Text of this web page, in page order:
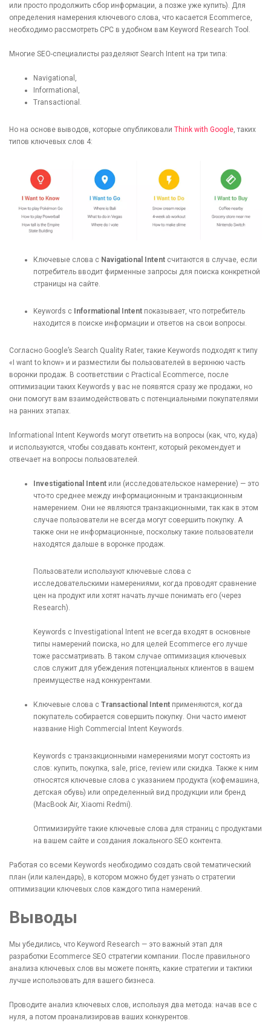
или просто продолжить сбор информации, а позже уже купить). Для
определения намерения ключевого слова, что касается Ecommerce,
необходимо рассмотреть CPC в удобном вам Keyword Research Tool.
Многие SEO-специалисты разделяют Search Intent на три типа:
Navigational,
Informational,
Transactional.
Но на основе выводов, которые опубликовали Think with Google , таких
типов ключевых слов 4:
Ключевые слова с Navigational Intent считаются в случае, если
потребитель вводит фирменные запросы для поиска конкретной
страницы на сайте.
Keywords c Informational Intent показывает, что потребитель
находится в поиске информации и ответов на свои вопросы.
Согласно Google’s Search Quality Rater, такие Keywords подходят к типу
«I want to know» и и разместили бы пользователей в верхнюю часть
воронки продаж. В соответствии с Practical Ecommerce, после
оптимизации таких Keywords у вас не появятся сразу же продажи, но
они помогут вам взаимодействовать с потенциальными покупателями
на ранних этапах.
Informational Intent Keywords могут ответить на вопросы (как, что, куда)
и используются, чтобы создавать контент, который рекомендует и
отвечает на вопросы пользователей.
Investigational Intent или (исследовательское намерение) — это
что-то среднее между информационным и транзакционным
намерением. Они не являются транзакционными, так как в этом
случае пользователи не всегда могут совершить покупку. А
также они не информационные, поскольку такие пользователи
находятся дальше в воронке продаж.
Пользователи используют ключевые слова с
исследовательскими намерениями, когда проводят сравнение
цен на продукт или хотят начать лучше понимать его (через
Research).
Keywords с Investigational Intent не всегда входят в основные
типы намерений поиска, но для целей Ecommerce его лучше
тоже рассматривать. В таком случае оптимизация ключевых
слов служит для убеждения потенциальных клиентов в вашем
преимуществе над конкурентами.
Ключевые слова с Transactional Intent применяются, когда
покупатель собирается совершить покупку. Они часто имеют
название High Commercial Intent Keywords.
Keywords с транзакционными намерениями могут состоять из
слов: купить, покупка, sale, price, review или скидка. Также к ним
относятся ключевые слова с указанием продукта (кофемашина,
детская обувь) или определенный вид продукции или бренд
(MacBook Air, Xiaomi Redmi).
Оптимизируйте такие ключевые слова для страниц с продуктами
на вашем сайте и создания локального SEO контента.
Работая со всеми Keywords необходимо создать свой тематический
план (или календарь), в котором можно будет узнать о стратегии
оптимизации ключевых слов каждого типа намерений.
Выводы
Мы убедились, что Keyword Research — это важный этап для
разработки Ecommerce SEO стратегии компании. После правильного
анализа ключевых слов вы можете понять, какие стратегии и тактики
лучше использовать для вашего бизнеса.
Проводите анализ ключевых слов, используя два метода: начав все с
нуля, а потом проанализировав ваших конкурентов.
[recaptcha]